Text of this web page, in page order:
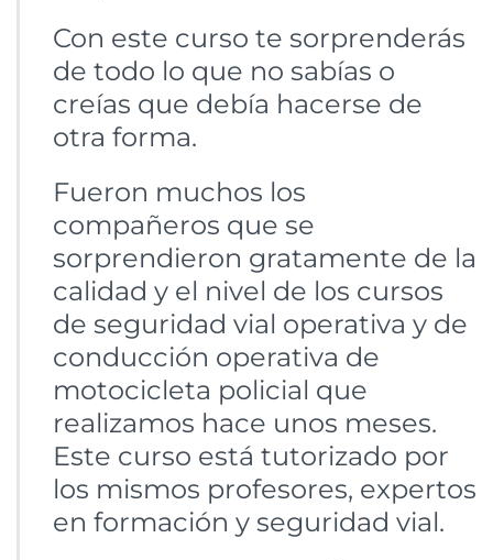
Con este curso te sorprenderás
de todo lo que no sabías o
creías que debía hacerse de
otra forma.
Fueron muchos los
compañeros que se
sorprendieron gratamente de la
calidad y el nivel de los cursos
de seguridad vial operativa y de
conducción operativa de
motocicleta policial que
realizamos hace unos meses.
Este curso está tutorizado por
los mismos profesores, expertos
en formación y seguridad vial.